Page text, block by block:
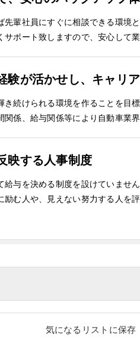
輩社員にすぐに相談できる環境と
ポート致しますので、安心して
験が活かせし、キャリ
続けられる環境を作ることを目標
関係、給与関係等により自動車業
映する人事制度
与を決める制度を設けていません
励む人や、見えない努力する人を
気になるリストに保存